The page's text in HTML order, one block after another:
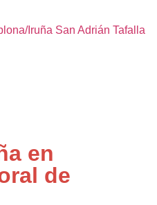
Iruña San Adrián Tafalla
en
de